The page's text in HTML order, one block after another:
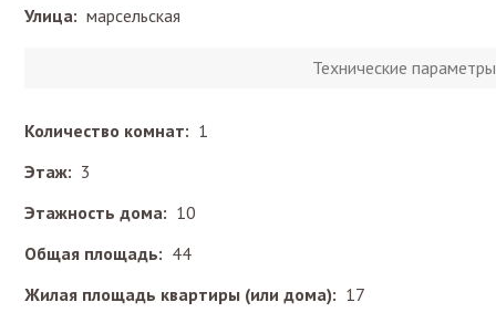
Улица: марсельская
Технические параметры
Количество комнат: 1
Этаж: 3
Этажность дома: 10
Общая площадь: 44
Жилая площадь квартиры (или дома): 17